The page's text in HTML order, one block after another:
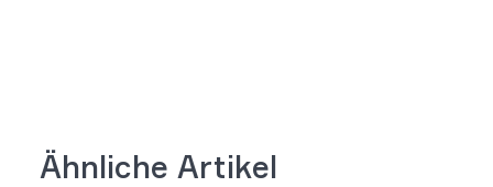
Ähnliche Artikel